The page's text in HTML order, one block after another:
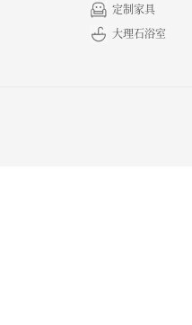
定制家具
大理石浴室